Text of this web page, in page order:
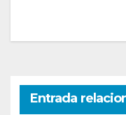
Entrada